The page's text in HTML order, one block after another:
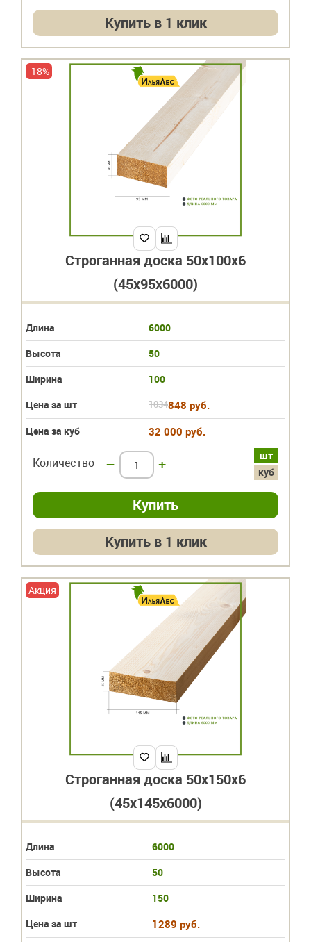
Купить в 1 клик
-18%
Строганная доска 50х100х6
(45х95х6000)
Длина
6000
Высота
50
Ширина
100
Цена за шт
1034848 руб.
Цена за куб 32 000 руб.
шт
куб
Количество – +
Купить в 1 клик
Акция
Строганная доска 50x150x6
(45х145х6000)
Длина
6000
Высота
50
Ширина
150
Цена за шт
1289 руб.